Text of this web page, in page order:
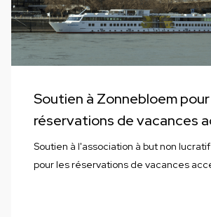
Soutien à Zonnebloem
réservations de vacances
Soutien à l'association à but non
pour les réservations de vacances